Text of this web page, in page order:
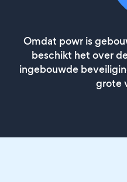
Omdat powr is
beschikt het over
ingebouwde
grote